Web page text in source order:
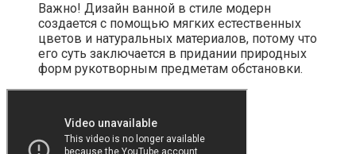
Важно! Дизайн ванной в стиле модерн
создается с помощью мягких естественных
цветов и натуральных материалов, потому что
его суть заключается в придании природных
форм рукотворным предметам обстановки.